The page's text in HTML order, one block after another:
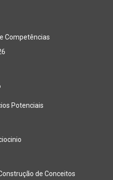
Competências
Potenciais
de Conceitos